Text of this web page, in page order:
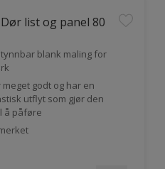
list og panel 80
blank maling for
meget godt og har en
utflyt som gjør den
å påføre